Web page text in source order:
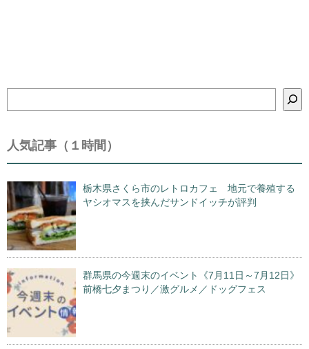
人気記事（１時間）
栃木県さくら市のレトロカフェ 地元で養殖する
ヤシオマスを挟んだサンドイッチが評判
群馬県の今週末のイベント《7月11日～7月12日》
前橋七夕まつり／激グルメ／ドッグフェス